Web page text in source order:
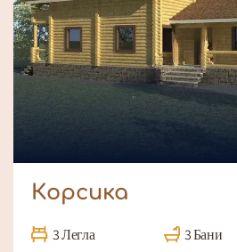
Корсика
3 Легла 3 Бани